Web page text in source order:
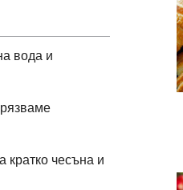
вода и
кратко чесъна и